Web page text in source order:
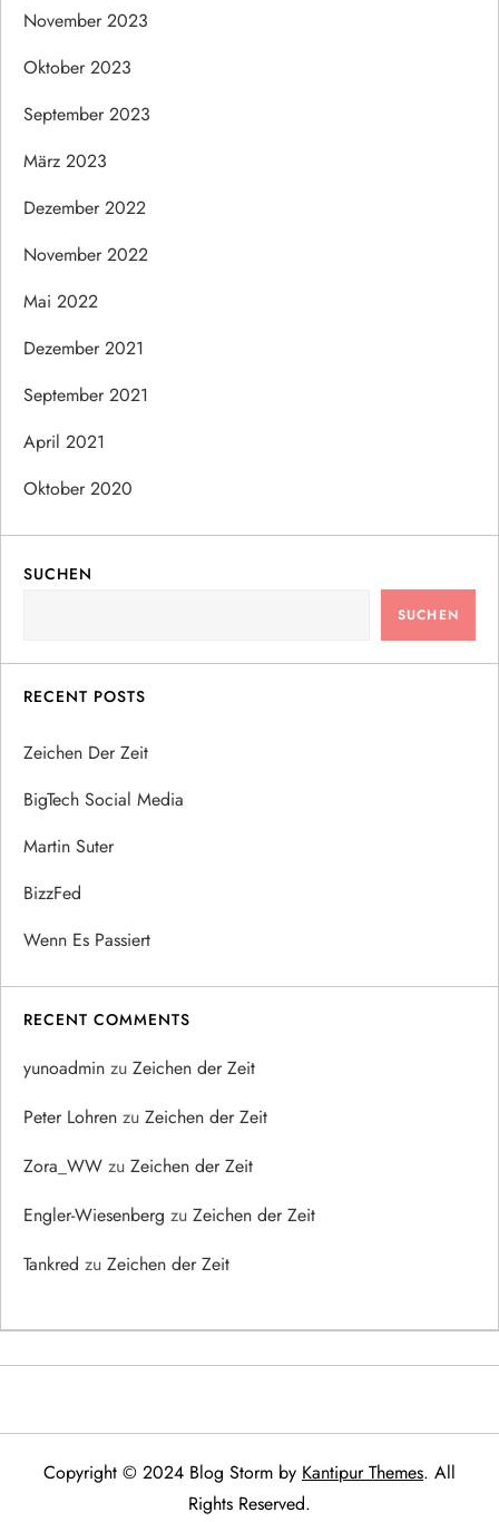
November 2023
Oktober 2023
September 2023
März 2023
Dezember 2022
November 2022
Mai 2022
Dezember 2021
September 2021
April 2021
Oktober 2020
SUCHEN
SUCHEN
RECENT POSTS
Zeichen Der Zeit
BigTech Social Media
Martin Suter
BizzFed
Wenn Es Passiert
RECENT COMMENTS
yunoadmin zu Zeichen der Zeit
Peter Lohren zu Zeichen der Zeit
Zora_WW zu Zeichen der Zeit
Engler-Wiesenberg zu Zeichen der Zeit
Tankred zu Zeichen der Zeit
Copyright © 2024 Blog Storm by Kantipur Themes. All
Rights Reserved.